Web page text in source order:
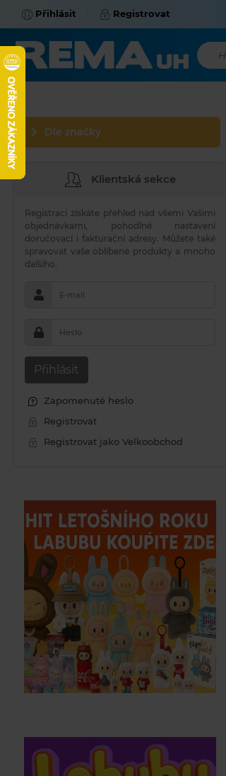
Přihlásit Registrovat
Dle značky
Klientská sekce
Registrací získáte přehled nad všemi Vašimi
objednávkami, pohodlné nastavení
doručovací i fakturační adresy. Můžete také
spravovat vaše oblíbené produkty a mnoho
dalšího.
E-mail
Heslo
Přihlásit
Zapomenuté heslo
Registrovat
Registrovat jako Velkoobchod